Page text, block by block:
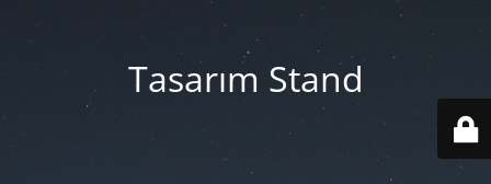
Tasarım Stand